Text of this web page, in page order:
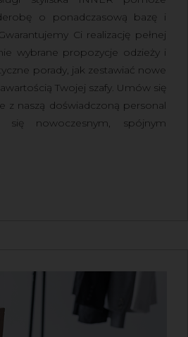
o ponadczasową bazę i
Ci realizację pełnej
wybrane propozycje odzieży i
porady, jak zestawiać nowe
Twojej szafy. Umów się
z naszą doświadczoną personal
nowoczesnym, spójnym